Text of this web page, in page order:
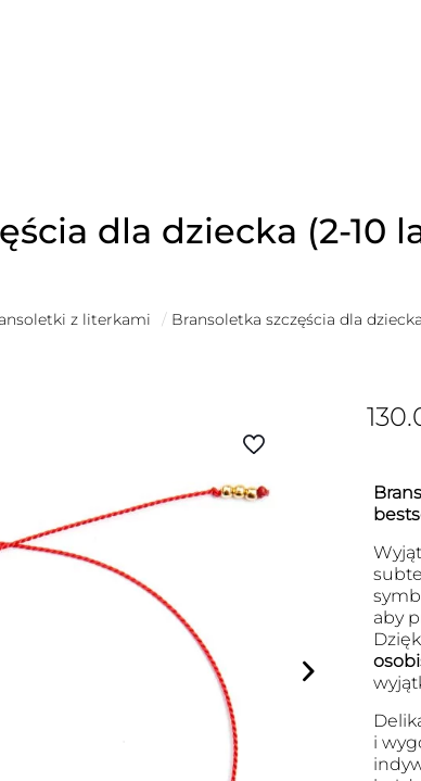
dla dziecka (2-10
z literkami / Bransoletka szczęścia dla
aby
i